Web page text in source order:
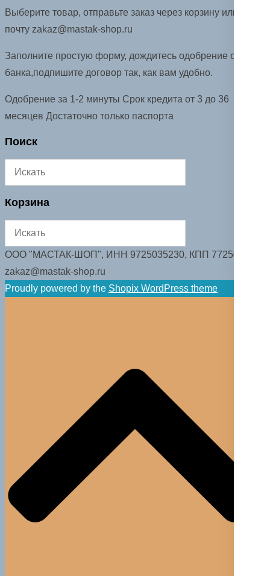
Выберите товар, отправьте заказ через корзину или на
почту zakaz@mastak-shop.ru
Заполните простую форму, дождитесь одобрение от
банка,подпишите договор так, как вам удобно.
Одобрение за 1-2 минуты Срок кредита от 3 до 36
месяцев Достаточно только паспорта
Поиск
Корзина
ООО "МАСТАК-ШОП", ИНН 9725035230, КПП 772501001.
zakaz@mastak-shop.ru
Proudly powered by the Shopix WordPress theme